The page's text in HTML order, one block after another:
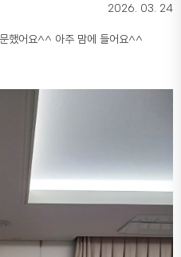
2026. 03. 24
했어요^^ 아주 맘에 들어요^^